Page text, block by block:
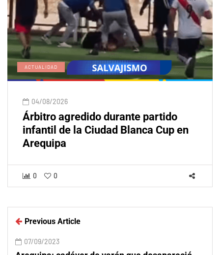
ACTUALIDAD
04/08/2026
Árbitro agredido durante partido
infantil de la Ciudad Blanca Cup en
Arequipa
0 0
Previous Article
07/09/2023